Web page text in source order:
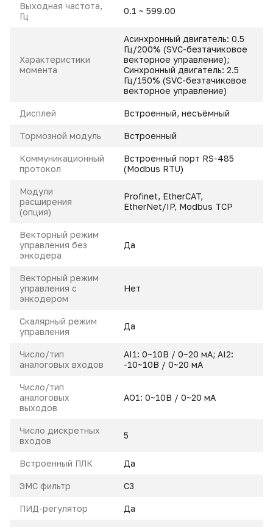
Выходная частота,
Гц
0.1 ~ 599.00
Характеристики
момента
Асинхронный двигатель: 0.5
Гц/200% (SVC-безтачиковое
векторное управление);
Синхронный двигатель: 2.5
Гц/150% (SVC-безтачиковое
векторное управление)
Дисплей Встроенный, несъёмный
Тормозной модуль Встроенный
Коммуникационный
протокол
Встроенный порт RS-485
(Modbus RTU)
Модули
расширения
(опция)
Profinet, EtherCAT,
EtherNet/IP, Modbus TCP
Векторный режим
управления без
энкодера
Да
Векторный режим
управления с
энкодером
Нет
Скалярный режим
управления
Да
Число/тип
аналоговых входов
AI1: 0~10В / 0~20 мA; AI2:
-10~10В / 0~20 мA
Число/тип
аналоговых
выходов
AO1: 0~10В / 0~20 мA
Число дискретных
входов
5
Встроенный ПЛК Да
ЭМС фильтр С3
ПИД-регулятор Да